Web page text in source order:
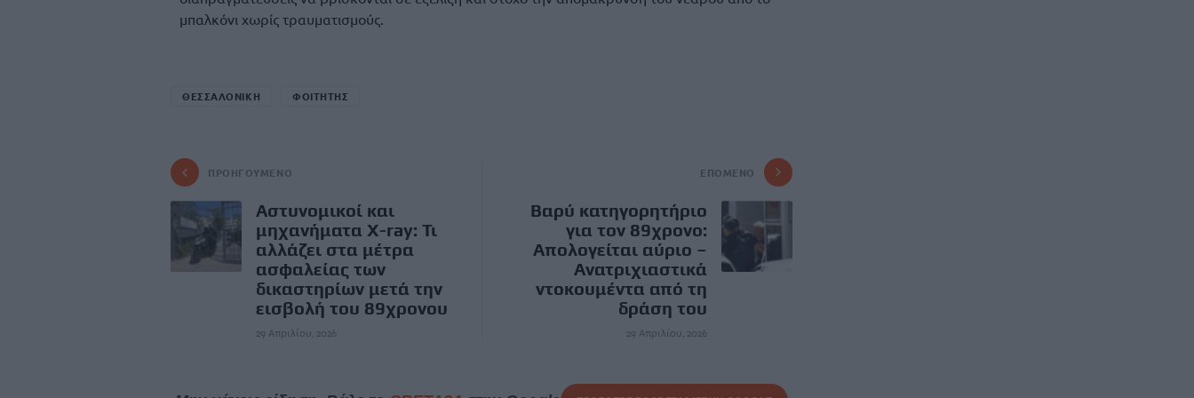
μπαλκόνι χωρίς τραυματισμούς.
ΘΕΣΣΑΛΟΝΙΚΗ ΦΟΙΤΗΤΗΣ
ΠΡΟΗΓΟΎΜΕΝΟ
Αστυνομικοί και
μηχανήματα X-ray: Τι
αλλάζει στα μέτρα
ασφαλείας των
δικαστηρίων μετά την
εισβολή του 89χρονου
29 Απριλίου, 2026
ΕΠΌΜΕΝΟ
Βαρύ κατηγορητήριο
για τον 89χρονο:
Απολογείται αύριο –
Ανατριχιαστικά
ντοκουμέντα από τη
δράση του
29 Απριλίου, 2026